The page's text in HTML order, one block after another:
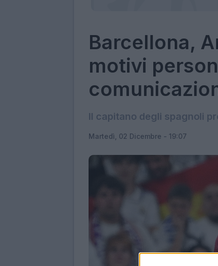
Barcellona,
motivi
Il capitano degli spagnoli
Martedì, 02 Dicembre - 19:07